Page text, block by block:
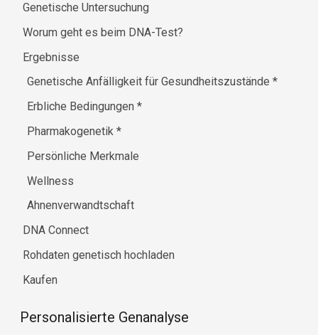
Genetische Untersuchung
Worum geht es beim DNA-Test?
Ergebnisse
Genetische Anfälligkeit für Gesundheitszustände*
Erbliche Bedingungen*
Pharmakogenetik*
Persönliche Merkmale
Wellness
Ahnenverwandtschaft
DNA Connect
Rohdaten genetisch hochladen
Kaufen
Personalisierte Genanalyse